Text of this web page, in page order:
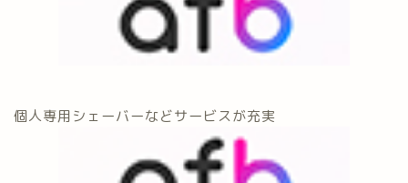
個人専用シェーバーなどサービスが充実